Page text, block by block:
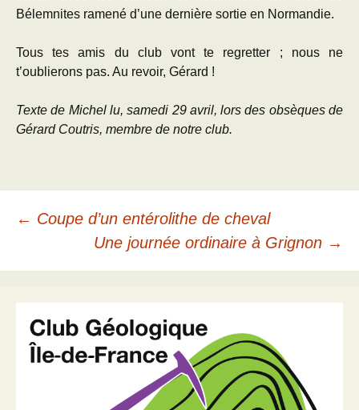
Bélemnites ramené d’une dernière sortie en Normandie.
Tous tes amis du club vont te regretter ; nous ne
t’oublierons pas. Au revoir, Gérard !
Texte de Michel lu, samedi 29 avril, lors des obsèques de
Gérard Coutris, membre de notre club.
Navigation
des
articles
← Coupe d’un entérolithe de cheval
Une journée ordinaire à Grignon →